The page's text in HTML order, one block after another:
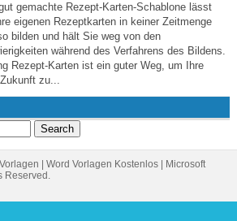
gemachte Rezept-Karten-Schablone lässt
eigenen Rezeptkarten in keiner Zeitmenge
bilden und hält Sie weg von den
während des Verfahrens des Bildens.
Rezept-Karten ist ein guter Weg, um Ihre
zu...
| Word Vorlagen Kostenlos | Microsoft
Reserved.